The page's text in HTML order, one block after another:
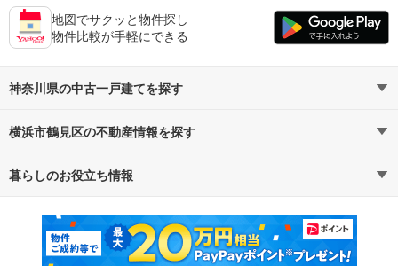
地図でサクッと物件探し
物件比較が手軽にできる
神奈川県の中古一戸建てを探す
路線・駅から探す
通勤・通学時間から探す
横浜市鶴見区の不動産情報を探す
不動産・住宅
新築マンション 中古マンション
暮らしのお役立ち情報
マンションカタログ 教えて！住まいの先生